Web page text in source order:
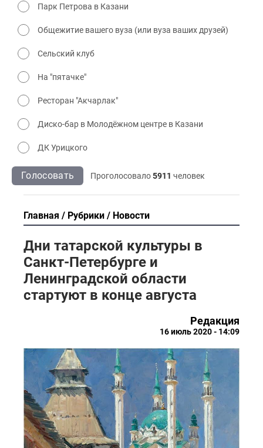
Парк Петрова в Казани
Общежитие вашего вуза (или вуза ваших друзей)
Сельский клуб
На "пятачке"
Ресторан "Акчарлак"
Диско-бар в Молодёжном центре в Казани
ДК Урицкого
Голосовать Проголосовало5911 человек
Главная Рубрики Новости
Дни татарской культуры в
Санкт-Петербурге и
Ленинградской области
стартуют в конце августа
Редакция
16 июль 2020 - 14:09